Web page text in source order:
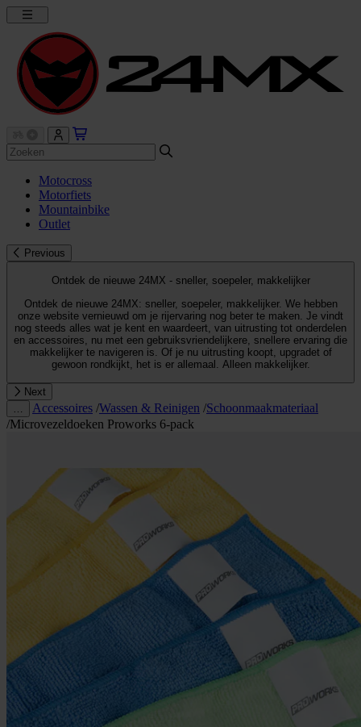
Motocross
Motorfiets
Mountainbike
Outlet
Previous
Ontdek de nieuwe 24MX - sneller, soepeler, makkelijker
Ontdek de nieuwe 24MX: sneller, soepeler, makkelijker. We hebben
onze website vernieuwd om je rijervaring nog beter te maken. Je vindt
nog steeds alles wat je kent en waardeert, van uitrusting tot onderdelen
en accessoires, nu met een gebruiksvriendelijkere, snellere ervaring die
makkelijker te navigeren is. Of je nu uitrusting koopt, upgradet of
gewoon rondkijkt, het is er allemaal. Alleen makkelijker.
Next
Accessoires /Wassen & Reinigen /Schoonmaakmateriaal
/Microvezeldoeken Proworks 6-pack